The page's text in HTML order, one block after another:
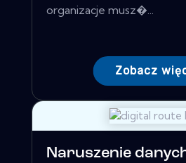
organizacje musz�...
Zobacz
Naruszenie